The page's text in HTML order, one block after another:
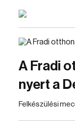
A Fradi
nyert a
Felkészülési